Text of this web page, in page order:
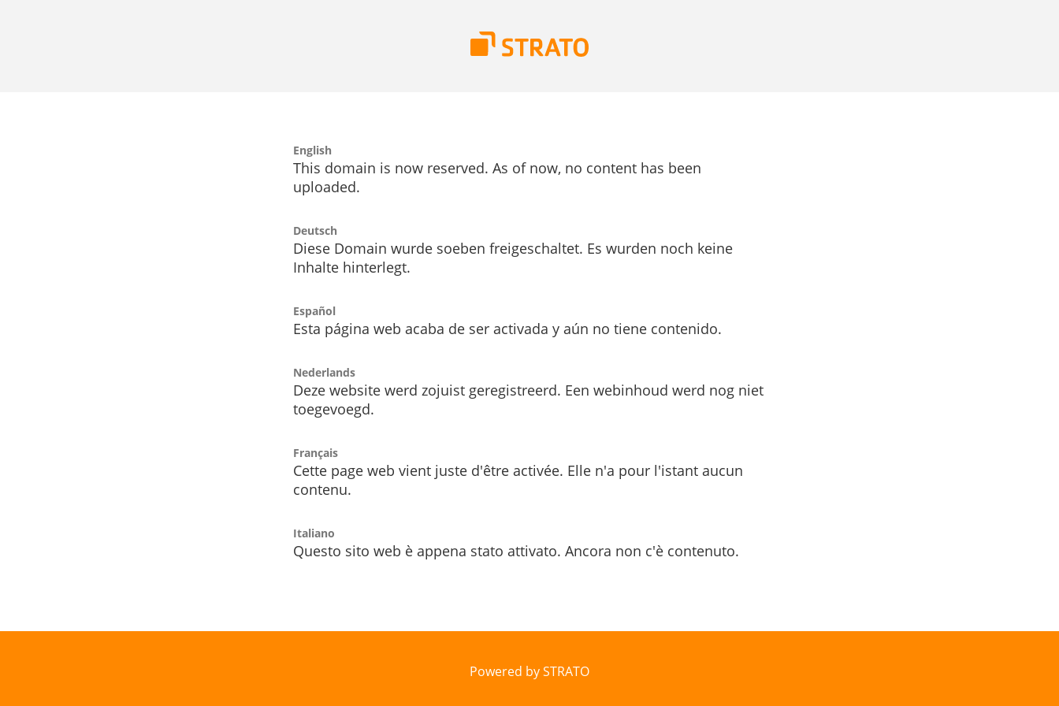
English
This domain is now reserved. As of now, no content has been
uploaded.
Deutsch
Diese Domain wurde soeben freigeschaltet. Es wurden noch keine
Inhalte hinterlegt.
Español
Esta página web acaba de ser activada y aún no tiene contenido.
Nederlands
Deze website werd zojuist geregistreerd. Een webinhoud werd nog niet
toegevoegd.
Français
Cette page web vient juste d'être activée. Elle n'a pour l'istant aucun
contenu.
Italiano
Questo sito web è appena stato attivato. Ancora non c'è contenuto.
Powered by STRATO